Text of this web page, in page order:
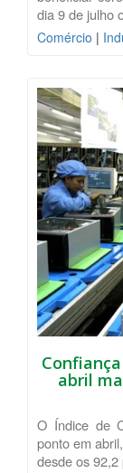
dia 9 de julho
Comércio |
abril
O Índice de
ponto em
desde os